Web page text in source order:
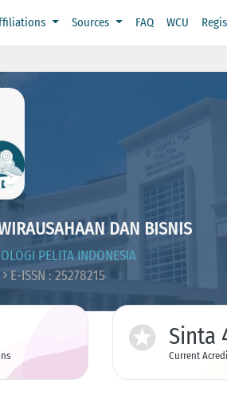
Sources FAQ WCU
DAN BISNIS
PELITA INDONESIA
E-ISSN : 25278215
Sinta
Current